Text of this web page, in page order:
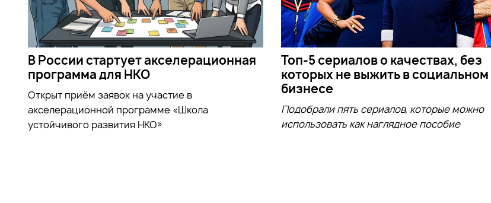
В России стартует акселерационная
программа для НКО
Открыт приём заявок на участие в
акселерационной программе «Школа
устойчивого развития НКО»
Топ-5 сериалов о качествах, без
которых не выжить в социальном
бизнесе
Подобрали пять сериалов, которые можно
использовать как наглядное пособие